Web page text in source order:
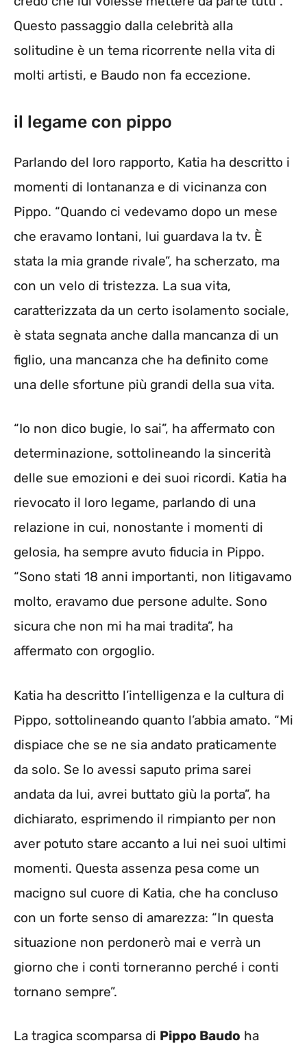
Questo passaggio dalla celebrità alla
solitudine è un tema ricorrente nella vita di
molti artisti, e Baudo non fa eccezione.
il legame con pippo
Parlando del loro rapporto, Katia ha descritto i
momenti di lontananza e di vicinanza con
Pippo. “Quando ci vedevamo dopo un mese
che eravamo lontani, lui guardava la tv. È
stata la mia grande rivale”, ha scherzato, ma
con un velo di tristezza. La sua vita,
caratterizzata da un certo isolamento sociale,
è stata segnata anche dalla mancanza di un
figlio, una mancanza che ha definito come
una delle sfortune più grandi della sua vita.
“Io non dico bugie, lo sai”, ha affermato con
determinazione, sottolineando la sincerità
delle sue emozioni e dei suoi ricordi. Katia ha
rievocato il loro legame, parlando di una
relazione in cui, nonostante i momenti di
gelosia, ha sempre avuto fiducia in Pippo.
“Sono stati 18 anni importanti, non litigavamo
molto, eravamo due persone adulte. Sono
sicura che non mi ha mai tradita”, ha
affermato con orgoglio.
Katia ha descritto l’intelligenza e la cultura di
Pippo, sottolineando quanto l’abbia amato. “Mi
dispiace che se ne sia andato praticamente
da solo. Se lo avessi saputo prima sarei
andata da lui, avrei buttato giù la porta”, ha
dichiarato, esprimendo il rimpianto per non
aver potuto stare accanto a lui nei suoi ultimi
momenti. Questa assenza pesa come un
macigno sul cuore di Katia, che ha concluso
con un forte senso di amarezza: “In questa
situazione non perdonerò mai e verrà un
giorno che i conti torneranno perché i conti
tornano sempre”.
La tragica scomparsa di Pippo Baudo ha